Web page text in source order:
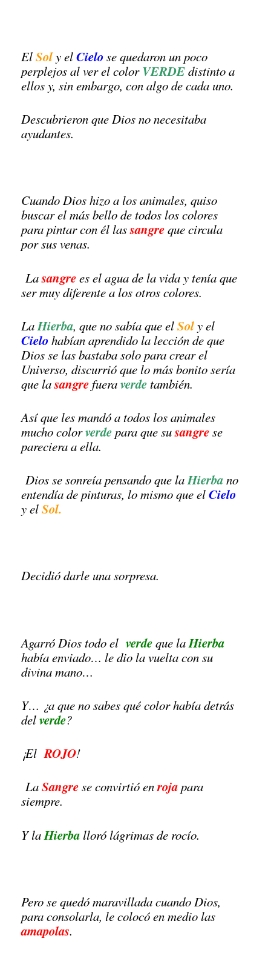
ElSoly elCielo se quedaron un poco
perplejos al ver el colorVERDEdistinto a
ellos y, sin embargo, con algo de cada uno.
Descubrieron que Dios no necesitaba
ayudantes.
Cuando Dios hizo a los animales, quiso
buscar el más bello de todos los colores
para pintar con él lassangreque circula
por sus venas.
Lasangrees el agua de la vida y tenía que
ser muy diferente a los otros colores.
LaHierba, que no sabía que elSoly el
Cielo habían aprendido la lección de que
Dios se las bastaba solo para crear el
Universo, discurrió que lo más bonito sería
que lasangrefueraverdetambién.
Así que les mandó a todos los animales
mucho colorverdepara que susangrese
pareciera a ella.
Dios se sonreía pensando que laHierbano
entendía de pinturas, lo mismo que elCielo
y elSol.
Decidió darle una sorpresa.
Agarró Dios todo el verdeque laHierba
había enviado… le dio la vuelta con su
divina mano…
Y… ¿a que no sabes qué color había detrás
delverde?
¡ElROJO!
LaSangrese convirtió enrojapara
siempre.
Y laHierballoró lágrimas de rocío.
Pero se quedó maravillada cuando Dios,
para consolarla, le colocó en medio las
amapolas.